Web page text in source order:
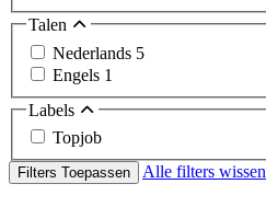
Talen
Nederlands 5
Engels 1
Labels
Topjob
Filters Toepassen Alle filters wissen